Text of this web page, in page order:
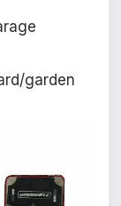
garden